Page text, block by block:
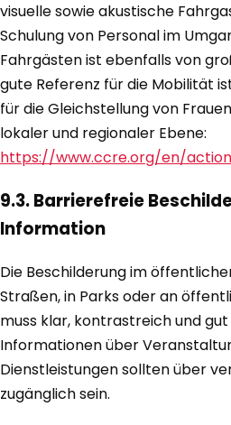
visuelle sowie akustische
Schulung von Personal im
Fahrgästen ist ebenfalls von
gute Referenz für die Mobilität
für die Gleichstellung von
lokaler und regionaler Ebene:
https://www.ccre.org/en/
9.3. Barrierefreie
Information
Die Beschilderung im
Straßen, in Parks oder an
muss klar, kontrastreich und gut
Informationen über
Dienstleistungen sollten über
zugänglich sein.